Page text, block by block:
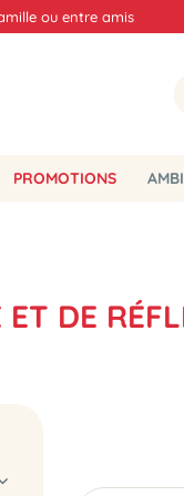
ou entre amis
PROMOTIONS
DE